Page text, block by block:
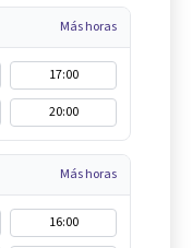
Más horas
17:00
20:00
Más horas
16:00